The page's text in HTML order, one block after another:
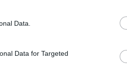
Data.
Data for Targeted
sconfitte che